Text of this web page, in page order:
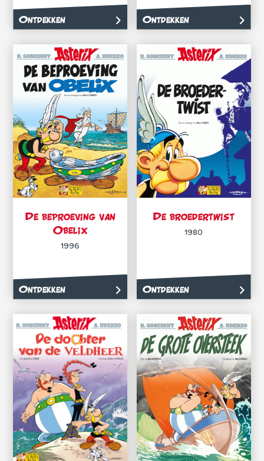
Ontdekken Ontdekken
De beproeving van
Obelix
1996
Ontdekken
De broedertwist
1980
Ontdekken